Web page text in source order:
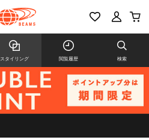
スタイリング 閲覧履歴 検索